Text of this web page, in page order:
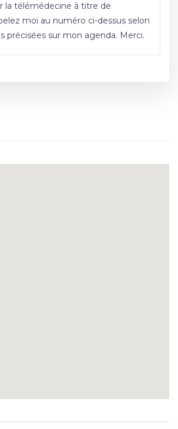
la télémédecine à titre de
moi au numéro ci-dessus selon
précisées sur mon agenda. Merci.